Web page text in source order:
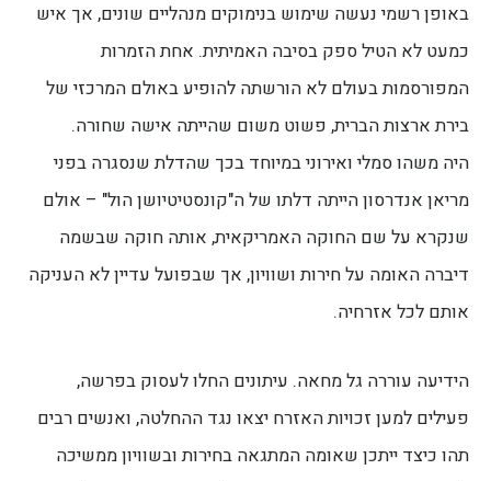
באופן רשמי נעשה שימוש בנימוקים מנהליים שונים, אך איש
כמעט לא הטיל ספק בסיבה האמיתית. אחת הזמרות
המפורסמות בעולם לא הורשתה להופיע באולם המרכזי של
בירת ארצות הברית, פשוט משום שהייתה אישה שחורה.
היה משהו סמלי ואירוני במיוחד בכך שהדלת שנסגרה בפני
מריאן אנדרסון הייתה דלתו של ה"קונסטיטיושן הול" – אולם
שנקרא על שם החוקה האמריקאית, אותה חוקה שבשמה
דיברה האומה על חירות ושוויון, אך שבפועל עדיין לא העניקה
אותם לכל אזרחיה.
הידיעה עוררה גל מחאה. עיתונים החלו לעסוק בפרשה,
פעילים למען זכויות האזרח יצאו נגד ההחלטה, ואנשים רבים
תהו כיצד ייתכן שאומה המתגאה בחירות ובשוויון ממשיכה